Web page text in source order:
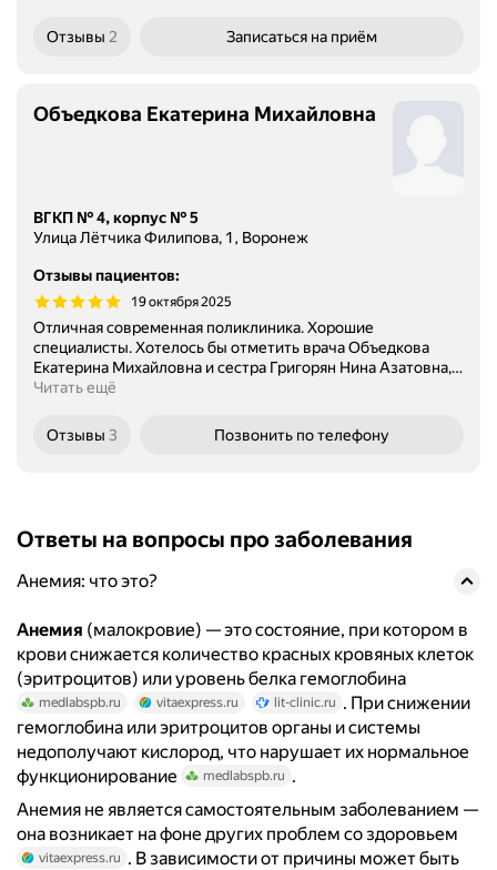
Отзывы 2 Записаться на приём
Объедкова Екатерина Михайловна
ВГКП № 4, корпус № 5
Улица Лётчика Филипова, 1, Воронеж
Отзывы пациентов:
19 октября 2025
Отличная современная поликлиника. Хорошие
специалисты. Хотелось бы отметить врача Объедкова
Екатерина Михайловна и сестра Григорян Нина Азатовна,…
Читать ещё
Отзывы 3 Позвонить по телефону
Ответы на вопросы про заболевания
Анемия: что это?
Анемия (малокровие) — это состояние, при котором в
крови снижается количество красных кровяных клеток
(эритроцитов) или уровень белка гемоглобина
medlabspb.ru vitaexpress.ru lit-clinic.ru . При снижении
гемоглобина или эритроцитов органы и системы
недополучают кислород, что нарушает их нормальное
функционирование
medlabspb.ru .
Анемия не является самостоятельным заболеванием —
она возникает на фоне других проблем со здоровьем
vitaexpress.ru . В зависимости от причины может быть